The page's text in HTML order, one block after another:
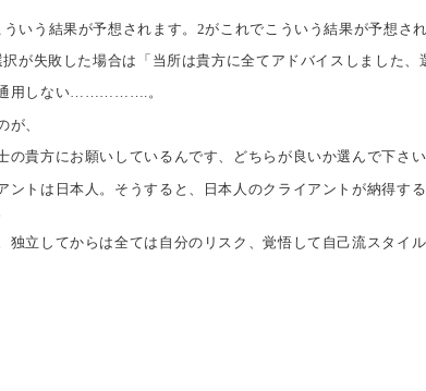
いう結果が予想されます。2がこれでこういう結果が予想さ
が失敗した場合は「当所は貴方に全てアドバイスしました、
通用しない…………….。
が、
貴方にお願いしているんです、どちらが良いか選んで下さい
トは日本人。そうすると、日本人のクライアントが納得す
立してからは全ては自分のリスク、覚悟して自己流スタイル